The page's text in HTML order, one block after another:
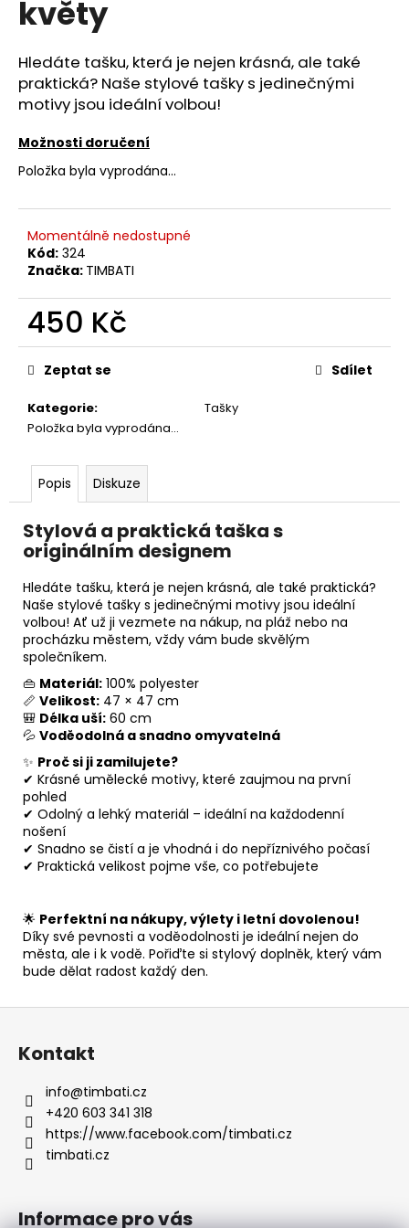
květy
Hledáte tašku, která je nejen krásná, ale také
praktická? Naše stylové tašky s jedinečnými
motivy jsou ideální volbou!
Možnosti doručení
Položka byla vyprodána…
Momentálně nedostupné
Kód: 324
Značka: TIMBATI
450 Kč
Měrná
cena:
Kategorie:
Tašky
Položka byla vyprodána…
Zeptat se Sdílet
Popis Diskuze
Stylová a praktická taška s
originálním designem
Hledáte tašku, která je nejen krásná, ale také praktická?
Naše stylové tašky s jedinečnými motivy jsou ideální
volbou! Ať už ji vezmete na nákup, na pláž nebo na
procházku městem, vždy vám bude skvělým
společníkem.
👜 Materiál: 100% polyester
📏 Velikost: 47 × 47 cm
🎒 Délka uší: 60 cm
💦 Voděodolná a snadno omyvatelná
✨ Proč si ji zamilujete?
✔ Krásné umělecké motivy, které zaujmou na první
pohled
✔ Odolný a lehký materiál – ideální na každodenní
nošení
✔ Snadno se čistí a je vhodná i do nepříznivého počasí
✔ Praktická velikost pojme vše, co potřebujete
🌟 Perfektní na nákupy, výlety i letní dovolenou!
Díky své pevnosti a voděodolnosti je ideální nejen do
města, ale i k vodě. Pořiďte si stylový doplněk, který vám
bude dělat radost každý den.
a
í
t
?
HLEDAT
D
p
o
č
u
DÁMSKÁ
DLOUHÁ
SUKNĚ
-
PAVÍ
OKA
490
Kč
Z
Kontakt
info@timbati.cz
+420 603 341 318
https://www.facebook.com/timbati.cz
timbati.cz
Informace pro vás